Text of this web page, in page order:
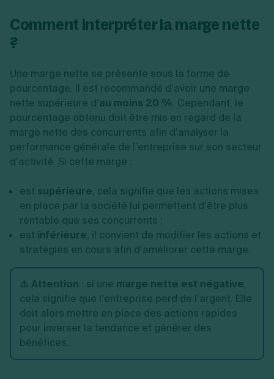
Comment interpréter la marge nette
?
Une marge nette se présente sous la forme de
pourcentage. Il est recommandé d’avoir une marge
nette supérieure d’au moins 20 %. Cependant, le
pourcentage obtenu doit être mis en regard de la
marge nette des concurrents afin d’analyser la
performance générale de l’entreprise sur son secteur
d’activité. Si cette marge :
est supérieure, cela signifie que les actions mises
en place par la société lui permettent d’être plus
rentable que ses concurrents ;
est inférieure, il convient de modifier les actions et
stratégies en cours afin d’améliorer cette marge.
⚠️ Attention : si une marge nette est négative,
cela signifie que l’entreprise perd de l’argent. Elle
doit alors mettre en place des actions rapides
pour inverser la tendance et générer des
bénéfices.